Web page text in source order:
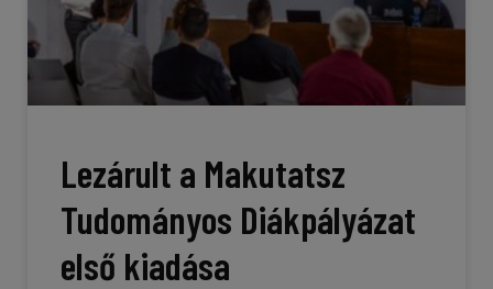
Lezárult a Makutatsz
Tudományos Diákpályázat
első kiadása